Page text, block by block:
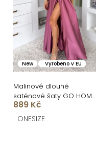
New Vyrobeno v EU
Malinové dlouhé
saténové šaty GO HOME
s krátkým rukávem a
rozparkem
889 Kč
ONESIZE